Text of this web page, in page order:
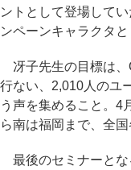
ントとして登場して
ンペーンキャラクタ
冴子先生の目標は、
行ない、2,010人のユ
う声を集めること。4
ら南は福岡まで、全
最後のセミナーとな